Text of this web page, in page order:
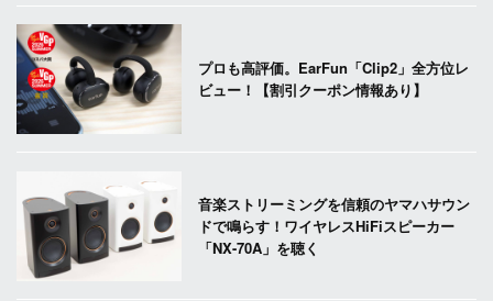
プロも高評価。EarFun「Clip2」全方位レ
ビュー！【割引クーポン情報あり】
音楽ストリーミングを信頼のヤマハサウン
ドで鳴らす！ワイヤレスHiFiスピーカー
「NX-70A」を聴く